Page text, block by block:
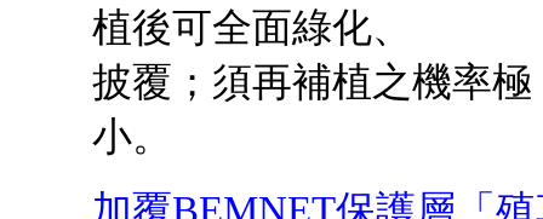
植後可全面綠化、
披覆；須再補植之機率極
小。